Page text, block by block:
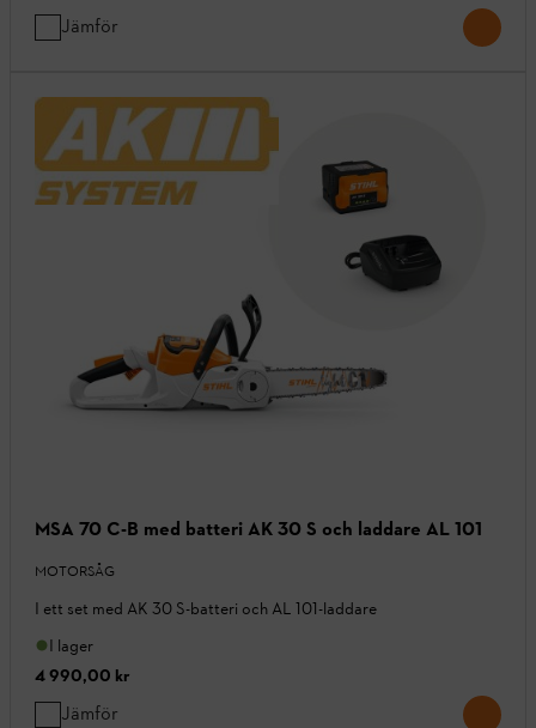
Jämför
MSA 70 C-B med batteri AK 30 S och laddare AL 101
MOTORSÅG
I ett set med AK 30 S-batteri och AL 101-laddare
I lager
4 990,00 kr
Jämför